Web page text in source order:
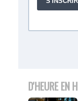
D'HEURE EN